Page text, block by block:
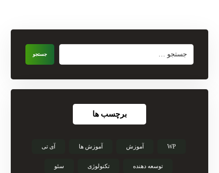
جستجو
برچسب ها
WP آموزش آموزش ها آی تی
توسعه دهنده تکنولوژی سئو